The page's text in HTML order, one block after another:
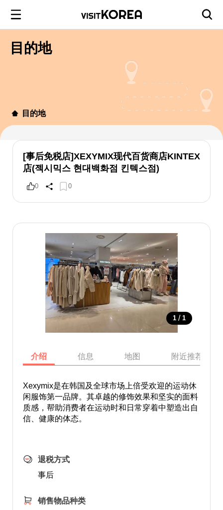
目的地
目的地
[事后免税店]XEXYMIX现代百货商店KINTEX
店(젝시믹스 현대백화점 킨텍스점)
0 0
1 / 1
介绍 信息 地图 附近推荐景点
Xexymix是在韩国及全球市场上倍受欢迎的运动休
闲服饰第一品牌。其卓越的修饰效果和坚实的面料
质感，帮助消费者在运动时和日常穿着中塑造出自
信、健康的体态。
退税方式
事后
销售物品种类